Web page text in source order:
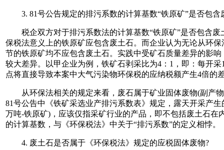
3. 81号公告规定的排污系数的计算基数“铁原矿”是否包含
税企双方对于排污系数法的计算基数“铁原矿”是否包含废
保税法意义上的铁原矿应包含废土石。而企业认为无论从环
节的铁原矿均不应包含废土石。实践中受矿石质量差异的影
较大差异。以甲企业为例，铁矿石剥采比为4：1，即：每开
点将直接导致本案中大气污染物环保税的应纳税额产生4倍的
从环保法相关的规定来看，废石属于矿业固体废物(副产物
81号公告中《铁矿采选业产排污系数表》规定，露天开采产
万吨-铁原矿)，应该仅指采矿行业的产品，即不包括废土石在
的计算基数，与《环保税法》中关于“排污系数”的定义相悖。
4. 废土石是否属于《环保税法》规定的应税固体废物?